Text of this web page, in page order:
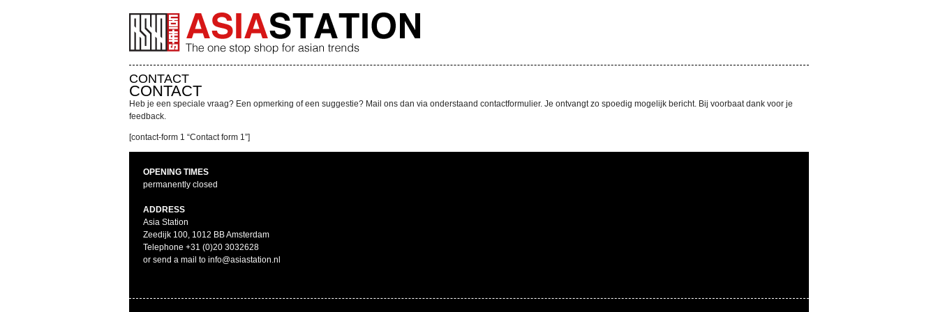
CONTACT
CONTACT
Heb je een speciale vraag? Een opmerking of een suggestie? Mail ons dan via onderstaand contactformulier. Je ontvangt zo spoedig mogelijk bericht. Bij voorbaat dank voor je
feedback.
[contact-form 1 “Contact form 1”]
OPENING TIMES
permanently closed
ADDRESS
Asia Station
Zeedijk 100, 1012 BB Amsterdam
Telephone +31 (0)20 3032628
or send a mail to info@asiastation.nl